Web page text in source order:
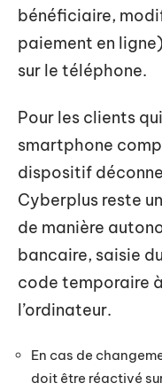
bénéficiaire,
paiement en
sur le téléphone.
Pour les clients
smartphone
dispositif
Cyberplus reste
de manière
bancaire, saisie
code temporaire
l’ordinateur.
En cas de
doit être réactivé